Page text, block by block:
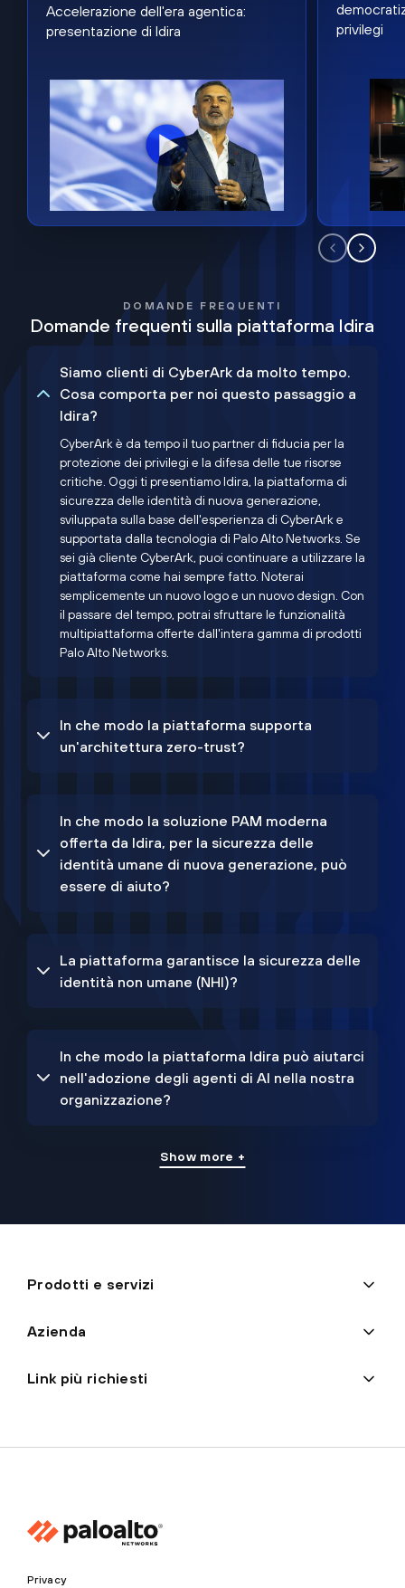
Accelerazione dell'era agentica:
presentazione di Idira
privilegi
DOMANDE FREQUENTI
Domande frequenti sulla piattaforma Idira
Siamo clienti di CyberArk da molto tempo.
Cosa comporta per noi questo passaggio a
Idira?
CyberArk è da tempo il tuo partner di fiducia per la
protezione dei privilegi e la difesa delle tue risorse
critiche. Oggi ti presentiamo Idira, la piattaforma di
sicurezza delle identità di nuova generazione,
sviluppata sulla base dell'esperienza di CyberArk e
supportata dalla tecnologia di Palo Alto Networks. Se
sei già cliente CyberArk, puoi continuare a utilizzare la
piattaforma come hai sempre fatto. Noterai
semplicemente un nuovo logo e un nuovo design. Con
il passare del tempo, potrai sfruttare le funzionalità
multipiattaforma offerte dall'intera gamma di prodotti
Palo Alto Networks.
In che modo la piattaforma supporta
un'architettura zero-trust?
In che modo la soluzione PAM moderna
offerta da Idira, per la sicurezza delle
identità umane di nuova generazione, può
essere di aiuto?
La piattaforma garantisce la sicurezza delle
identità non umane (NHI)?
In che modo la piattaforma Idira può aiutarci
nell'adozione degli agenti di AI nella nostra
organizzazione?
Show more +
Prodotti e servizi
Azienda
Link più richiesti
Privacy